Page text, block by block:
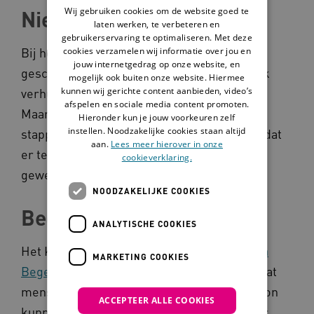
Nieuwe stappen
Bij het Kastheel wonen cliënten die een
geschiedenis hebben. Veel cliënten zijn vaak
verhuisd en hebben een rugzak. Het maakt
Maarten trots als deze cliënten toch nieuwe
stappen maken. Daarnaast is hij er trots op dat
er tegenwoordig met methodieken wordt
gewerkt die werken bij de cliënten.
Begeleiding à la carte
Het Kastheel doen mee met het
programma
Begeleiding à la carte
. Zij willen laten zien dat
mensen met zwaardere problematiek gewoon
Wij gebruiken cookies om de website goed te
laten werken, te verbeteren en
gebruikerservaring te optimaliseren. Met deze
cookies verzamelen wij informatie over jou en
jouw internetgedrag op onze website, en
mogelijk ook buiten onze website. Hiermee
kunnen wij gerichte content aanbieden, video’s
afspelen en sociale media content promoten.
Hieronder kun je jouw voorkeuren zelf
instellen. Noodzakelijke cookies staan altijd
aan. Lees meer hierover in onze
cookieverklaring.
NOODZAKELIJKE COOKIES
ANALYTISCHE COOKIES
MARKETING COOKIES
ACCEPTEER ALLE COOKIES